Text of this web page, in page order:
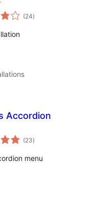
(24arvosanat
yhteensä
)
Accordion
(23arvosanat
yhteensä
)
menu